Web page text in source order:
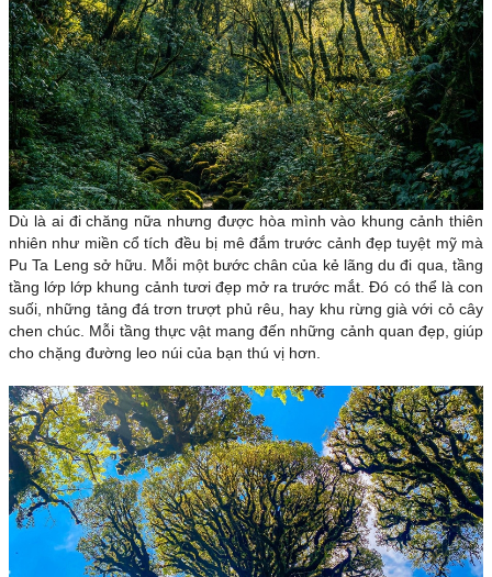
Dù là ai đi chăng nữa nhưng được hòa mình vào khung cảnh thiên
nhiên như miền cổ tích đều bị mê đắm trước cảnh đẹp tuyệt mỹ mà
Pu Ta Leng sở hữu. Mỗi một bước chân của kẻ lãng du đi qua, tầng
tầng lớp lớp khung cảnh tươi đẹp mở ra trước mắt. Đó có thể là con
suối, những tảng đá trơn trượt phủ rêu, hay khu rừng già với cỏ cây
chen chúc. Mỗi tầng thực vật mang đến những cảnh quan đẹp, giúp
cho chặng đường leo núi của bạn thú vị hơn.